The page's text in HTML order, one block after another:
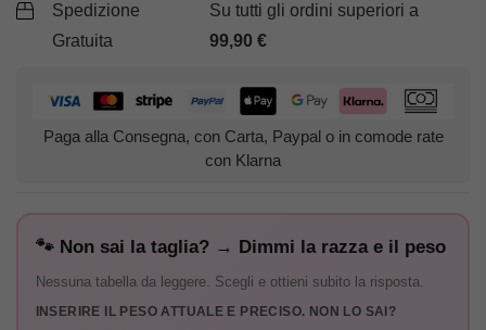
Spedizione
Gratuita
Su tutti gli ordini superiori a
99,90€
Paga alla Consegna, con Carta, Paypal o in comode rate
con Klarna
🐾 Non sai la taglia? → Dimmi la razza e il peso
Nessuna tabella da leggere. Scegli e ottieni subito la risposta.
INSERIRE IL PESO ATTUALE E PRECISO. NON LO SAI?